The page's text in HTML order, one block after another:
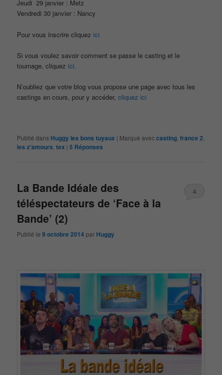
Jeudi 29 janvier : Metz
Vendredi 30 janvier : Nancy
Pour vous inscrire cliquez ici
Si vous voulez savoir comment se passe le casting et le
tournage, cliquez ici.
N’oubliez que votre blog vous propose une page avec tous les
castings en cours, pour y accéder,cliquez ici
Publié dans Huggy les bons tuyaux | Marqué aveccasting ,france 2
les z'amours ,tex |5 Réponses
La Bande Idéale des
téléspectateurs de ‘Face à la
Bande’ (2)
Publié le9 octobre 2014 par Huggy
4